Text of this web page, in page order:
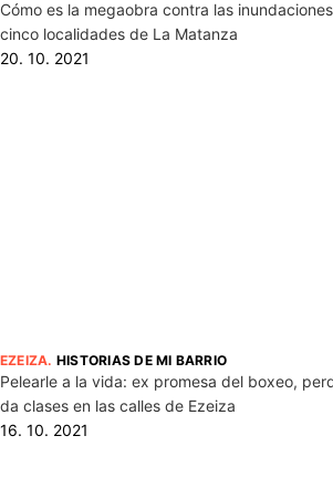
Cómo es la megaobra contra las
cinco localidades de La Matanza
20. 10. 2021
EZEIZA. HISTORIAS DE MI BARRIO
Pelearle a la vida: ex promesa del boxeo,
da clases en las calles de Ezeiza
16. 10. 2021